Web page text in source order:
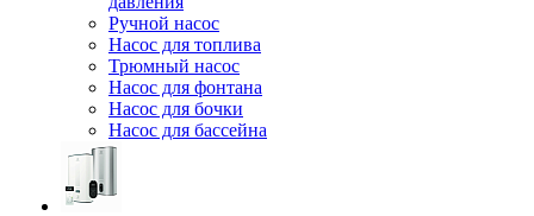
Ручной насос
Насос для топлива
Трюмный насос
Насос для фонтана
Насос для бочки
Насос для бассейна